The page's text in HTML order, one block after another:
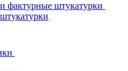
фактурные штукатурки